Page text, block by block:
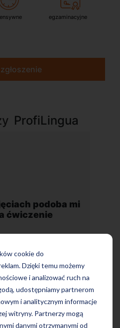
cookie do
Dzięki temu możemy
i analizować ruch na
udostępniamy partnerom
i analitycznym informacje
witryny. Partnerzy mogą
danymi otrzymanymi od
egzaminacyjne
ProfiLingua
szkoła
lokalizacji”